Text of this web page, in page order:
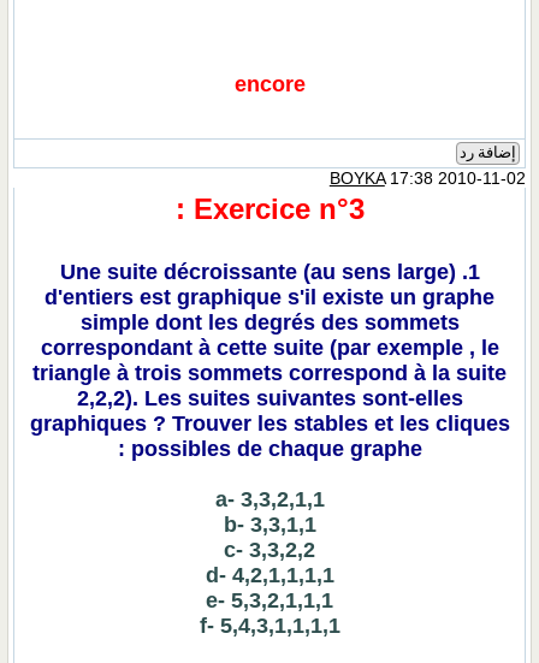
encore
إضافة رد
BOYKA17:38 2010-11-02
Exercice n°3 :
1. Une suite décroissante (au sens large)
d'entiers est graphique s'il existe un graphe
simple dont les degrés des sommets
correspondant à cette suite (par exemple , le
triangle à trois sommets correspond à la suite
2,2,2). Les suites suivantes sont-elles
graphiques ? Trouver les stables et les cliques
possibles de chaque graphe :
a- 3,3,2,1,1
b- 3,3,1,1
c- 3,3,2,2
d- 4,2,1,1,1,1
e- 5,3,2,1,1,1
f- 5,4,3,1,1,1,1